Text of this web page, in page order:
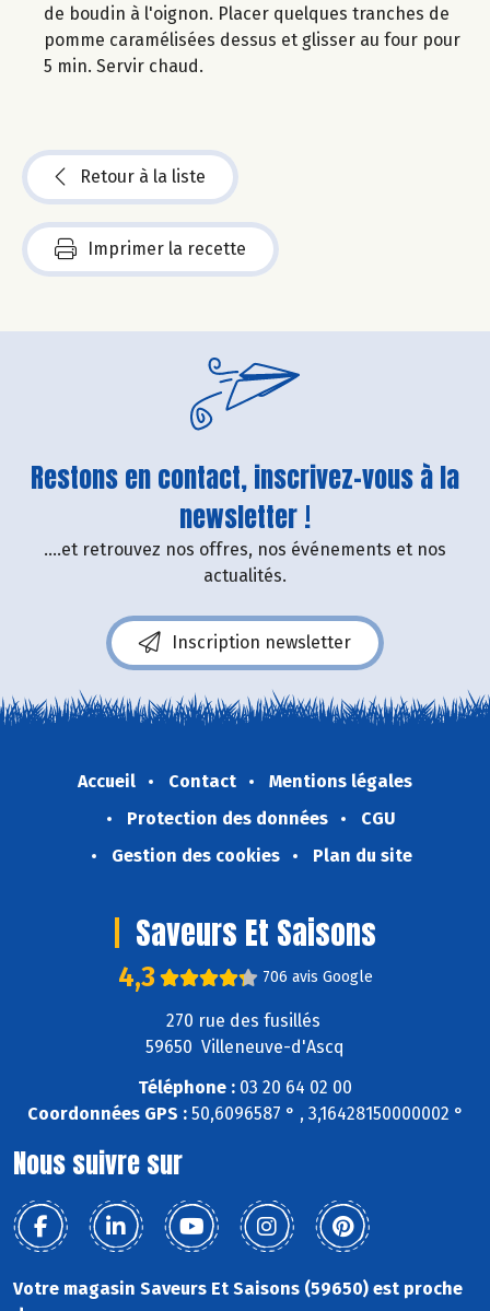
de boudin à l'oignon. Placer quelques tranches de
pomme caramélisées dessus et glisser au four pour
5 min. Servir chaud.
Retour à la liste
Imprimer la recette
Restons en contact, inscrivez-vous à la
newsletter !
....et retrouvez nos offres, nos événements et nos
actualités.
Inscription newsletter
Accueil Contact
Mentions légales
Protection des données
CGU
Gestion des cookies
Plan du site
Saveurs Et Saisons
4,3 706 avis Google
270 rue des fusillés
59650 Villeneuve-d'Ascq
Téléphone : 03 20 64 02 00
Coordonnées GPS :50,6096587 ° , 3,16428150000002 °
Nous suivre sur
Votre magasin Saveurs Et Saisons (59650) est proche